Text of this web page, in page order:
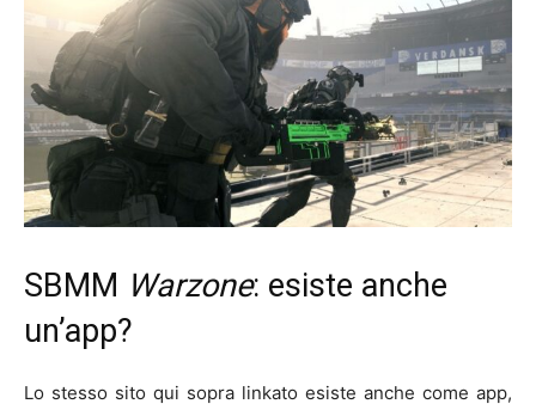
SBMM Warzone: esiste anche
un’app?
Lo stesso sito qui sopra linkato esiste anche come app,